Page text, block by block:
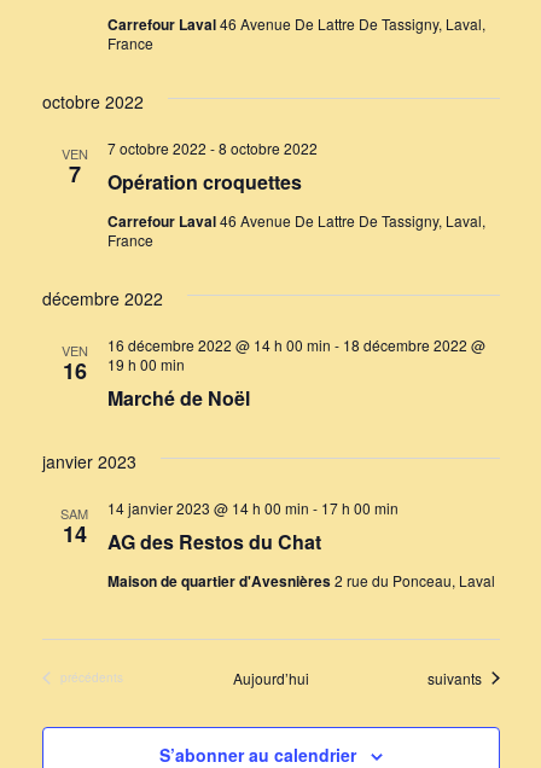
Carrefour Laval46 Avenue De Lattre De Tassigny, Laval,
France
octobre 2022
VEN
7 Opération croquettes
7 octobre 2022 -8 octobre 2022
Carrefour Laval46 Avenue De Lattre De Tassigny, Laval,
France
décembre 2022
VEN
16
Marché de Noël
16 décembre 2022 @ 14 h 00 min - 18 décembre 2022 @
19 h 00 min
janvier 2023
SAM
14 AG des Restos du Chat
14 janvier 2023 @ 14 h 00 min - 17 h 00 min
Maison de quartier d'Avesnières2 rue du Ponceau, Laval
Évènements
précédents Aujourd’hui Évènements
suivants
S’abonner au calendrier